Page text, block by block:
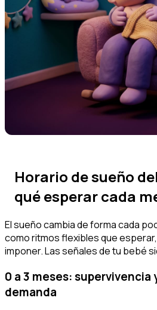
Horario de sueño
qué esperar cada
El sueño cambia de forma cada
como ritmos flexibles que
imponer. Las señales de tu bebé
0 a 3 meses: supervivencia
demanda